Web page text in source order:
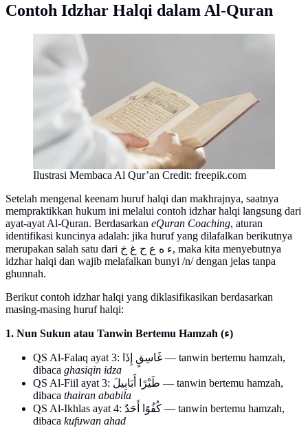
Contoh Idzhar Halqi dalam Al-Quran
Ilustrasi Membaca Al Qur’an Credit: freepik.com
Setelah mengenal keenam huruf halqi dan makhrajnya, saatnya
mempraktikkan hukum ini melalui contoh idzhar halqi langsung dari
ayat-ayat Al-Quran. Berdasarkan eQuran Coaching, aturan
identifikasi kuncinya adalah: jika huruf yang dilafalkan berikutnya
merupakan salah satu dari ء ه ع ح غ خ, maka kita menyebutnya
idzhar halqi dan wajib melafalkan bunyi /n/ dengan jelas tanpa
ghunnah.
Berikut contoh idzhar halqi yang diklasifikasikan berdasarkan
masing-masing huruf halqi:
1. Nun Sukun atau Tanwin Bertemu Hamzah (ء)
QS Al-Falaq ayat 3: غَاسِقٍ إِذَا — tanwin bertemu hamzah,
dibaca ghasiqin idza
QS Al-Fiil ayat 3: طَيْرًا أَبَابِيلَ — tanwin bertemu hamzah,
dibaca thairan ababila
QS Al-Ikhlas ayat 4: كُفُوًا أَحَدٌ — tanwin bertemu hamzah,
dibaca kufuwan ahad